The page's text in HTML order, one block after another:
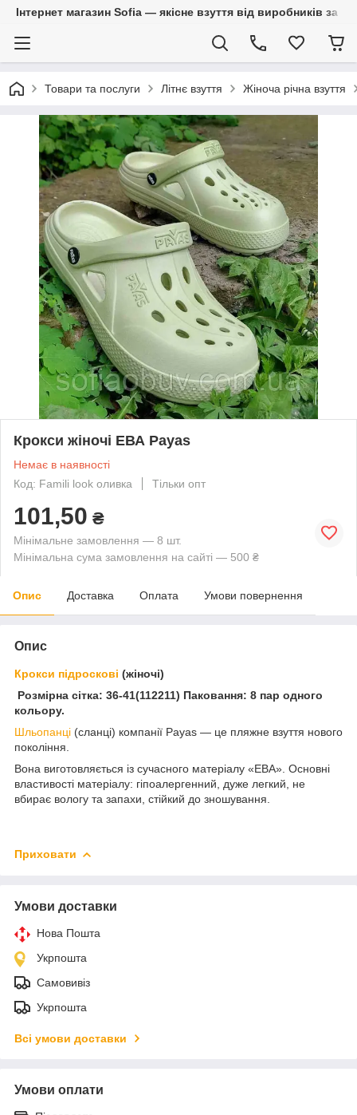
Інтернет магазин Sofia — якісне взуття від виробників за
Товари та послуги Літнє взуття Жіноча річна взуття
Крокси жіночі ЕВА Payas
Немає в наявності
Код: Famili look оливка
Тільки опт
101,50 ₴
Мінімальне замовлення — 8 шт.
Мінімальна сума замовлення на сайті — 500 ₴
Опис Доставка Оплата Умови повернення
Опис
Крокси підроскові (жіночі)
Розмірна сітка: 36-41(112211) Паковання: 8 пар одного
кольору.
Шльопанці (сланці) компанії Payas — це пляжне взуття нового
покоління.
Вона виготовляється із сучасного матеріалу «ЕВА». Основні
властивості матеріалу: гіпоалергенний, дуже легкий, не
вбирає вологу та запахи, стійкий до зношування.
Приховати
Умови доставки
Нова Пошта
Укрпошта
Самовивіз
Укрпошта
Всі умови доставки
Умови оплати